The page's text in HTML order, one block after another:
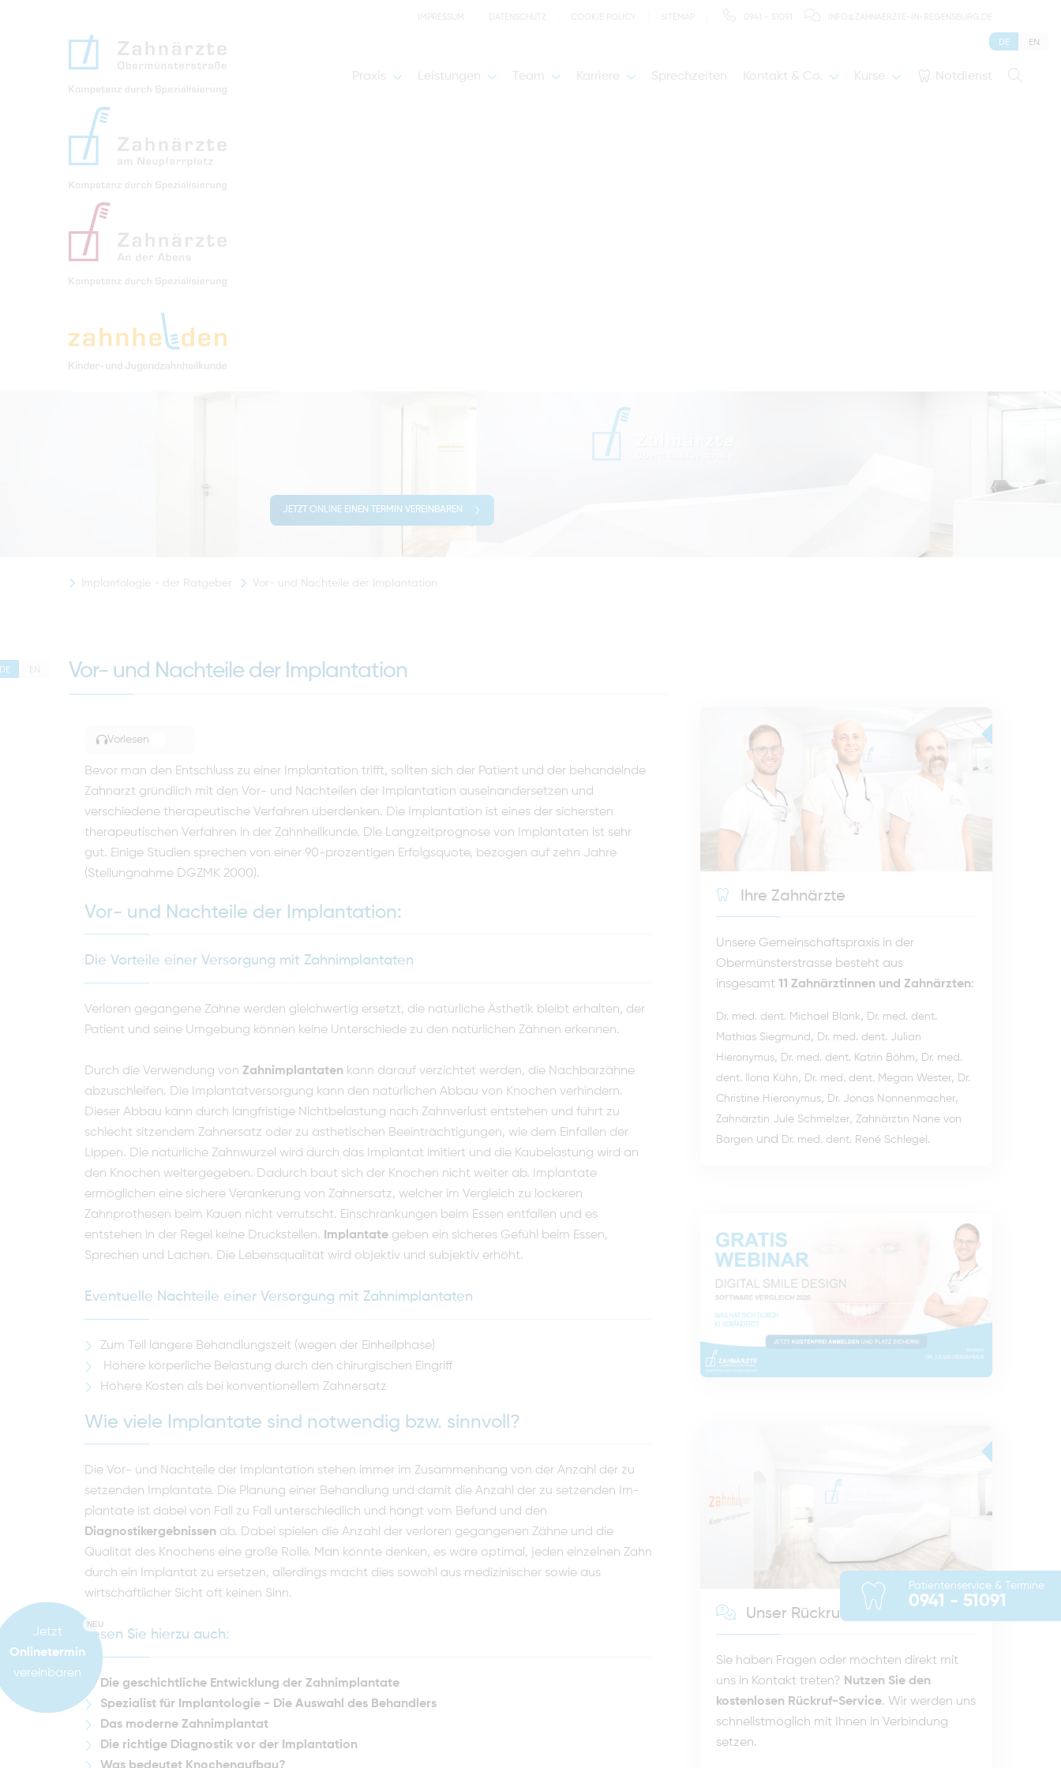
Praxis Leistungen Team Karriere Sprechzeiten Kontakt & Co. Kurse Notdienst
DE EN
JETZT ONLINE EINEN TERMIN VEREINBAREN
Implantologie - der Ratgeber Vor- und Nachteile der Implantation
DE EN Vor- und Nachteile der Implantation
Vorlesen
Bevor man den Entschluss zu einer Implantation trifft, sollten sich der Patient und der behandelnde
Zahnarzt gründlich mit den Vor- und Nachteilen der Implantation auseinandersetzen und
verschiedene therapeutische Verfahren überdenken. Die Implantation ist eines der sichersten
therapeutischen Verfahren in der Zahnheilkunde. Die Langzeitprognose von Implantaten ist sehr
gut. Einige Studien sprechen von einer 90-prozentigen Erfolgsquote, bezogen auf zehn Jahre
(Stellungnahme DGZMK 2000).
Vor- und Nachteile der Implantation:
Die Vorteile einer Versorgung mit Zahnimplantaten
Verloren gegangene Zähne werden gleichwertig ersetzt, die natürliche Äs­thetik bleibt erhalten, der
Patient und seine Umgebung können keine Unter­schiede zu den natürlichen Zähnen erkennen.
Durch die Verwendung von Zahnimplantaten kann darauf verzichtet wer­den, die Nachbarzähne
abzuschleifen. Die Implantatversorgung kann den natürlichen Abbau von Knochen ver­hindern.
Dieser Abbau kann durch langfristige Nichtbelastung nach Zahn­verlust entstehen und führt zu
schlecht sitzendem Zahnersatz oder zu ästhe­tischen Beeinträchtigungen, wie dem Einfallen der
Lippen. Die natürliche Zahnwurzel wird durch das Implantat imitiert und die Kaubelastung wird an
den Knochen weitergegeben. Dadurch baut sich der Knochen nicht weiter ab. Implantate
ermöglichen eine sichere Verankerung von Zahnersatz, welcher im Vergleich zu lockeren
Zahnprothesen beim Kauen nicht verrutscht. Einschränkungen beim Essen entfallen und es
entstehen in der Regel keine Druckstellen.
Implantate geben ein sicheres Gefühl beim Essen,
Sprechen und Lachen. Die Lebensqualität wird objektiv und subjektiv erhöht.
Eventuelle Nachteile einer Versorgung mit Zahnimplantaten
Zum Teil längere Behandlungszeit (wegen der Einheilphase)
Höhere körperliche Belastung durch den chirurgischen Eingriff
Höhere Kosten als bei konventionellem Zahnersatz
Wie viele Implantate sind notwendig bzw. sinnvoll?
Die Vor- und Nachteile der Implantation stehen immer im Zusammenhang von der Anzahl der zu
setzenden Implantate. Die Planung einer Behandlung und damit die Anzahl der zu setzenden Im­
plantate ist dabei von Fall zu Fall unterschiedlich und hängt vom Befund und den
Diagnostikergebnissen ab. Dabei spielen die Anzahl der verloren gegange­nen Zähne und die
Qualität des Knochens eine große Rolle. Man könnte denken, es wäre optimal, jeden einzelnen Zahn
durch ein Im­plantat zu ersetzen, allerdings macht dies sowohl aus medizinischer sowie aus
wirtschaftlicher Sicht oft keinen Sinn.
Lesen Sie hierzu auch:
Die geschichtliche Entwicklung der Zahnimplantate
Spezialist für Implantologie - Die Auswahl des Behandlers
Das moderne Zahnimplantat
Die richtige Diagnostik vor der Implantation
Ihre Zahnärzte
Unsere Gemeinschaftspraxis in der
Obermünsterstrasse besteht aus
insgesamt 11 Zahnärztinnen und Zahnärzten:
Dr. med. dent. Michael Blank, Dr. med. dent.
Mathias Siegmund , Dr. med. dent. Julian
Hieronymus, Dr. med. dent. Katrin Böhm, Dr. med.
dent. Ilona Kühn, Dr. med. dent. Megan Wester, Dr.
Christine Hieronymus, Dr. Jonas Nonnenmacher,
Zahnärztin Jule Schmelzer, Zahnärztin Nane von
Bargen und Dr. med. dent. René Schlegel .
Unser Rückruf-Service
Sie haben Fragen oder möchten direkt mit
uns in Kontakt treten? Nutzen Sie den
kostenlosen Rückruf-Service. Wir werden uns
schnellstmöglich mit Ihnen in Verbindung
setzen.
NEU
Jetzt
Onlinetermin
vereinbaren
Patientenservice & Termine
0941 - 51091